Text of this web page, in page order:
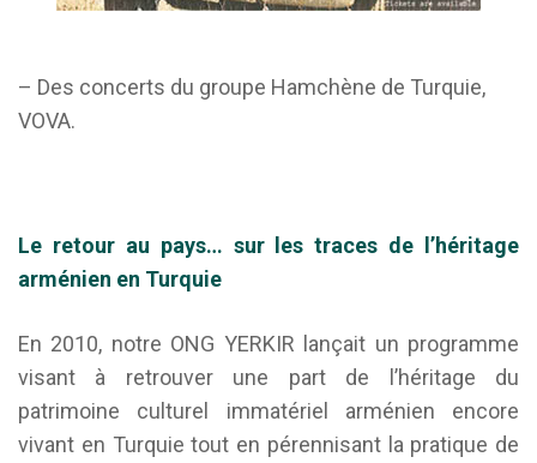
– Des concerts du groupe Hamchène de Turquie,
VOVA.
Le retour au pays… sur lestraces de l’héritage
arménien en Turquie
En 2010, notre ONG YERKIR lançait un programme
visant à retrouver une part de l’héritage du
patrimoine culturel immatériel arménien encore
vivant en Turquie tout en pérennisant la pratique de